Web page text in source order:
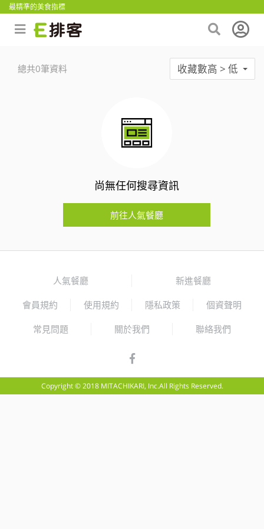
最精準的美食指標
總共0筆資料 收藏數高 > 低
尚無任何搜尋資訊
前往人氣餐廳
人氣餐廳 新進餐廳
會員規約 使用規約 隱私政策 個資聲明
常見問題 關於我們 聯絡我們
Copyright © 2018 MITACHIKARI, Inc.All Rights Reserved.